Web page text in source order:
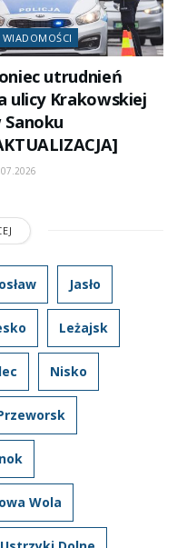
WIADOMOŚCI
utrudnień
ulicy Krakowskiej
Sanoku
Jasło
Leżajsk
Nisko
Wola